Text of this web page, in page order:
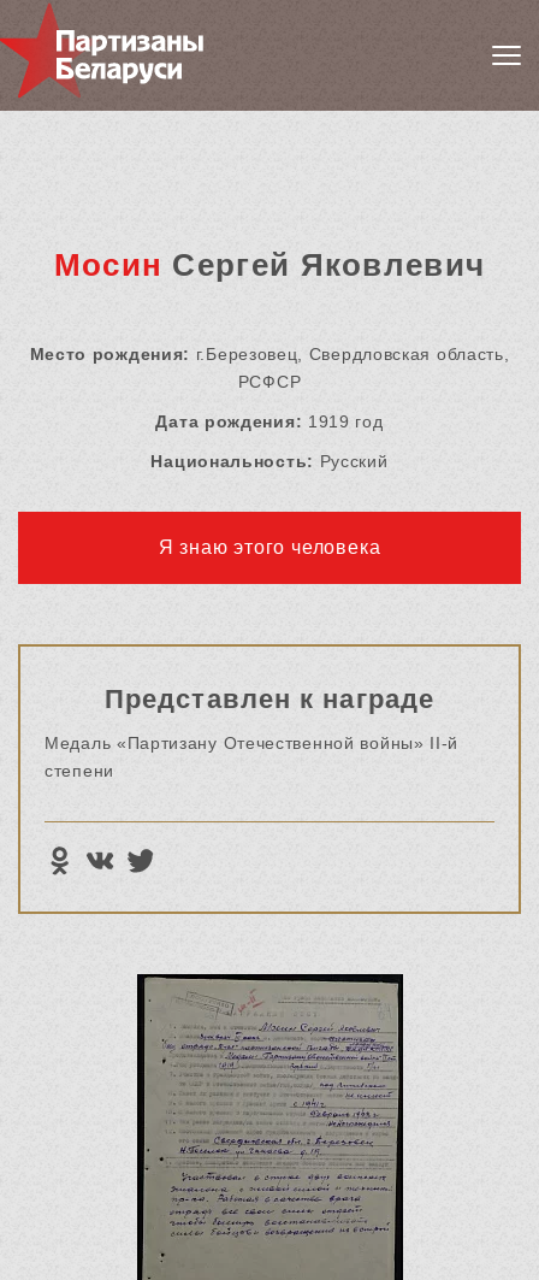
Мосин Сергей Яковлевич
Место рождения: г.Березовец, Свердловская область,
РСФСР
Дата рождения: 1919 год
Национальность: Русский
Я знаю этого человека
Представлен к награде
Медаль «Партизану Отечественной войны» II-й
степени